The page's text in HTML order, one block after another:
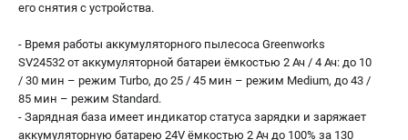
его снятия с устройства.
- Время работы аккумуляторного пылесоса Greenworks
SV24532 от аккумуляторной батареи ёмкостью 2 Ач / 4 Ач: до 10
/ 30 мин – режим Turbo, до 25 / 45 мин – режим Medium, до 43 /
85 мин – режим Standard.
- Зарядная база имеет индикатор статуса зарядки и заряжает
аккумуляторную батарею 24V ёмкостью 2 Ач до 100% за 130